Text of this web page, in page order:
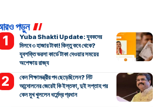
পড়ুন
Yuba Shakti Update: যুবকদের
মিলবে ৩ হাজার টাকা! কিন্তু কবে থেকে?
যুবশক্তি ভরসা কার্ডে টাকা দেওয়ার সময়ের
অপেক্ষায় রাজ্য
কেন শিক্ষামন্ত্রীর পদ ছেড়েছিলেন? নিট
আন্দোলনের জেরেই কি ইস্তফা, দুই সপ্তাহ পর
কেন মুখ খুললেন ধর্মেন্দ্র প্রধান